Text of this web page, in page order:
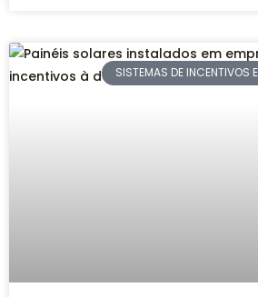
SISTEMAS DE INCENTIVOS